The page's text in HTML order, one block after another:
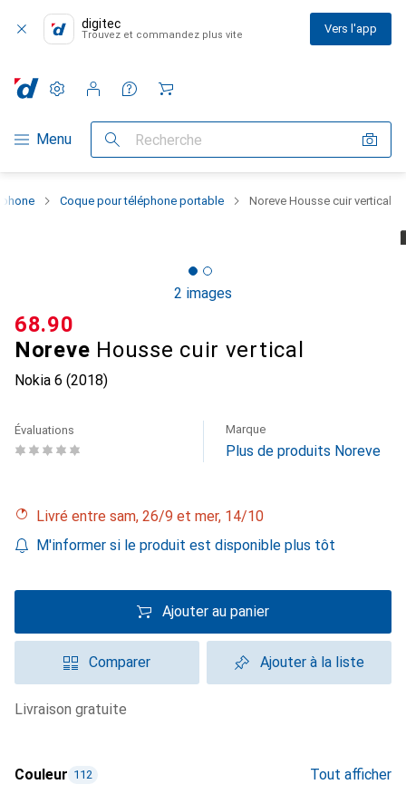
digitec
Trouvez et commandez plus vite Vers l'app
Navigation par catégorie
Menu Recherche
Paramètres
Compte client
Listes de comparaison
Listes d'envies
Panier
Coque pour téléphone portable Noreve Housse cuir vertical
2 images
Noreve Housse cuir vertical
Nokia 6 (2018)
CHF
68.90
Évaluations Marque
Plus de produits Noreve
Livré entre sam, 26/9 et mer, 14/10
M'informer si le produit est disponible plus tôt
Ajouter au panier
Comparer Ajouter à la liste
livraison gratuite
Couleur 112 Tout afficher